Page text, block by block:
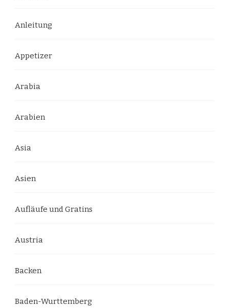
Anleitung
Appetizer
Arabia
Arabien
Asia
Asien
Aufläufe und Gratins
Austria
Backen
Baden-Wurttemberg